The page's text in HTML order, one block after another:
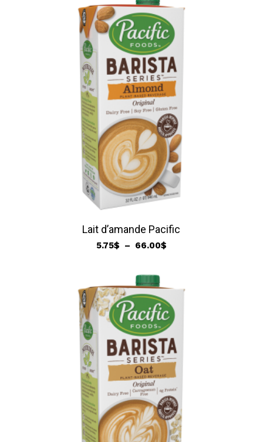
159.95$
Lait d’amande Pacific
5.75$ – 66.00$Plage
5.75$
à
66.00$